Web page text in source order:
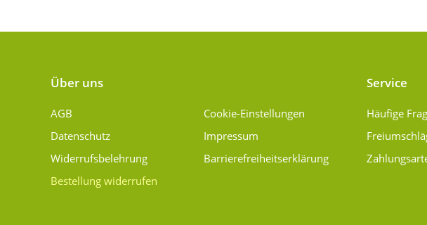
Über uns
AGB
Datenschutz
Widerrufsbelehrung
Bestellung widerrufen
Cookie-Einstellungen
Impressum
Barrierefreiheitserklärung
Service
Häufige